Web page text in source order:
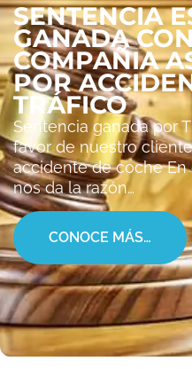
SENTENCIA
GANADA
COMPAÑIA
POR
TRÁFICO
Sentencia ganada por
favor de nuestro
accidente de coche
nos da la razón…
CONOCE MÁS…